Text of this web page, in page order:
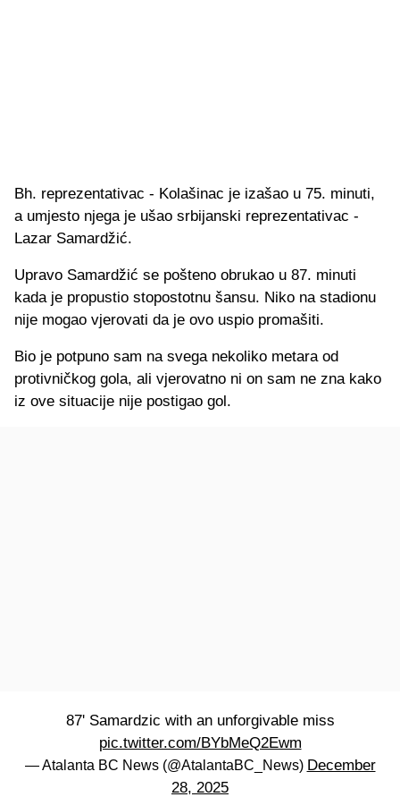
Bh. reprezentativac - Kolašinac je izašao u 75. minuti,
a umjesto njega je ušao srbijanski reprezentativac -
Lazar Samardžić.
Upravo Samardžić se pošteno obrukao u 87. minuti
kada je propustio stopostotnu šansu. Niko na stadionu
nije mogao vjerovati da je ovo uspio promašiti.
Bio je potpuno sam na svega nekoliko metara od
protivničkog gola, ali vjerovatno ni on sam ne zna kako
iz ove situacije nije postigao gol.
87' Samardzic with an unforgivable miss
pic.twitter.com/BYbMeQ2Ewm
— Atalanta BC News (@AtalantaBC_News) December
28, 2025